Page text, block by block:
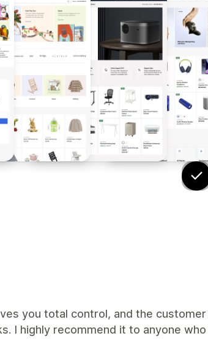
you total control, and the
I highly recommend it to anyone